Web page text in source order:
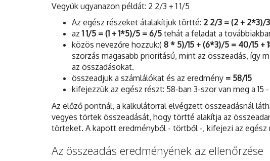
Vegyük ugyanazon példát: 2 2/3 + 1 1/5
Az egész részeket átalakítjuk törtté: 2 2/3 = (2 + 2*3)/
az1 1/5 = (1 + 1*5)/5 = 6/5 tehát a feladat a
közös nevezőre hozzuk:( 8 * 5)/15 + (6*3)/5 = 40/15 +
szorzás magasabb prioritású, mint az összeadás, így
az összadásokat.
összeadjuk a számlálókat és az eredmény = 58/15
kifejezzük az egész részt: 58-ban 3-szor van meg a 15
Az előző pontnál, a kalkulátorral elvégzett összeadásnál
vegyes törtek összeadását, hogy törtté alakítja az
törteket. A kapott eredményből - törtből -, kifejezi az egész
Az összeadás eredményének az ellenőrzése